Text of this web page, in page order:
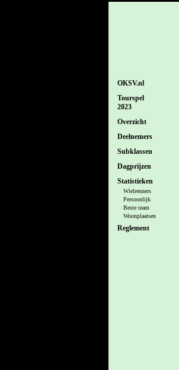
OKSV.nl
Tourspel
2023
Overzicht
Deelnemers
Subklassen
Dagprijzen
Statistieken
Wielrenners
Persoonlijk
Beste team
Woonplaatsen
Reglement